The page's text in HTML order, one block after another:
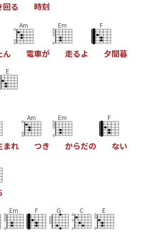
回る 時刻
ん
Am
電車が
Em
走るよ
F
夕間暮
E
まれ
Am
つき
Em
からだの
F
ない
Em F G C E